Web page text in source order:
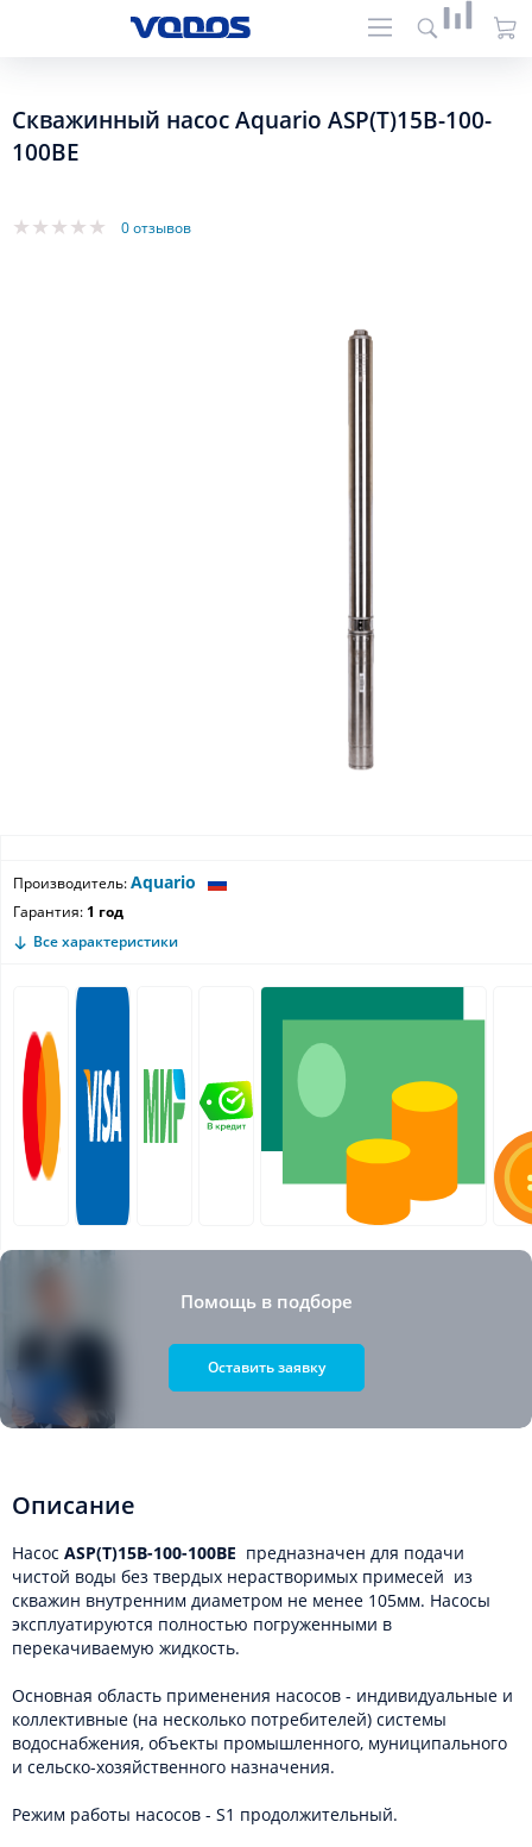
Скважинный насос Aquario ASP(T)15B-100-
100BE
0 отзывов
Производитель:Aquario
Гарантия: 1 год
Все характеристики
Помощь в подборе
Оставить заявку
Описание
Насос ASP(T)15B-100-100BE предназначен для подачи
чистой воды без твердых нерастворимых примесей из
скважин внутренним диаметром не менее 105мм. Насосы
эксплуатируются полностью погруженными в
перекачиваемую жидкость.
Основная область применения насосов - индивидуальные и
коллективные (на несколько потребителей) системы
водоснабжения, объекты промышленного, муниципального
и сельско-хозяйственного назначения.
Режим работы насосов - S1 продолжительный.